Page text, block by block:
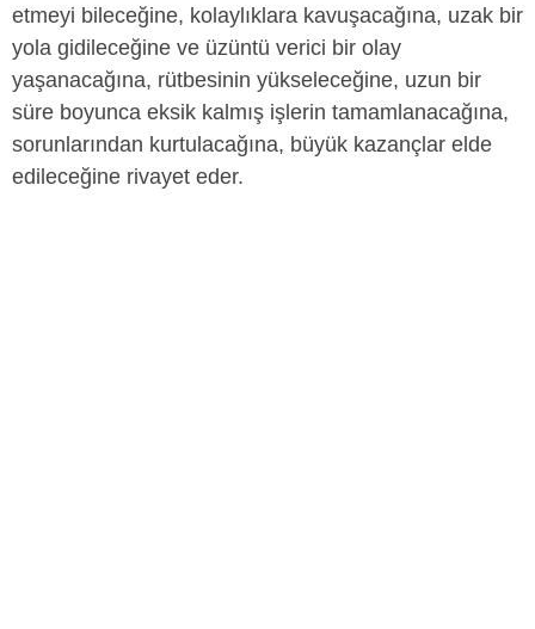
etmeyi bileceğine, kolaylıklara kavuşacağına, uzak bir
yola gidileceğine ve üzüntü verici bir olay
yaşanacağına, rütbesinin yükseleceğine, uzun bir
süre boyunca eksik kalmış işlerin tamamlanacağına,
sorunlarından kurtulacağına, büyük kazançlar elde
edileceğine rivayet eder.